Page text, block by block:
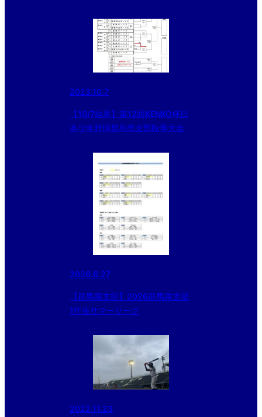
2023.10.7
【10/7結果】第12回KENKO杯日
本少年野球群馬県支部秋季大会
2026.6.27
【群馬県支部】2026群馬県支部
1年生サマーリーグ
2022.11.23